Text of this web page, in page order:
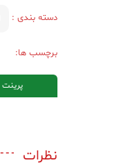
دسته بندی :
برچسب ها:
پرینت
نظرات